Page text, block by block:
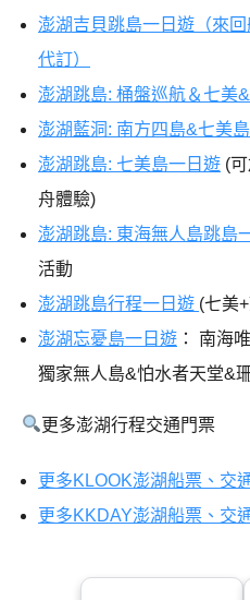
澎湖吉貝跳島一日遊（來
代訂）
澎湖跳島: 桶盤巡航＆七美
澎湖藍洞: 南方四島&七美
澎湖跳島: 七美島一日遊 (
舟體驗)
澎湖跳島: 東海無人島跳島
活動
澎湖跳島行程一日遊 (七美
澎湖忘憂島一日遊 ： 南海
獨家無人島&怕水者天堂&
更多澎湖行程交通門票
更多KLOOK澎湖船票、交
更多KKDAY澎湖船票、交